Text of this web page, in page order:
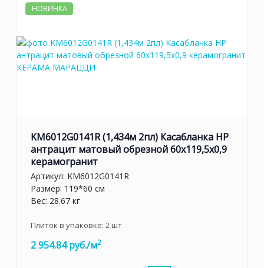
НОВИНКА
KM6012G0141R (1,434м 2пл) Касабланка HP
антрацит матовый обрезной 60x119,5x0,9
керамогранит
Артикул: KM6012G0141R
Размер: 119*60 см
Вес: 28.67 кг
Плиток в упаковке: 2шт
2 954.84 руб./м2